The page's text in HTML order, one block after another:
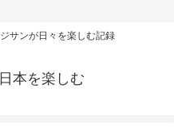
サンが日々を楽しむ記録
本を楽しむ